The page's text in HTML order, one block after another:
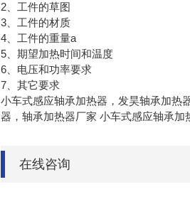
2、工件的草图
3、工件的材质
4、工件的重量a
5、期望加热时间和温度
6、电压和功率要求
7、其它要求
小车式感应轴承加热器，发昊轴承加热
器，轴承加热器厂家 小车式感应轴承加
在线咨询